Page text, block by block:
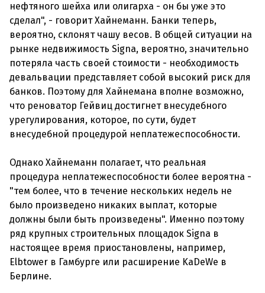
нефтяного шейха или олигарха - он бы уже это
сделал", - говорит Хайнеманн. Банки теперь,
вероятно, склонят чашу весов. В общей ситуации на
рынке недвижимость Signa, вероятно, значительно
потеряла часть своей стоимости - необходимость
девальвации представляет собой высокий риск для
банков. Поэтому для Хайнемана вполне возможно,
что реноватор Гейвиц достигнет внесудебного
урегулирования, которое, по сути, будет
внесудебной процедурой неплатежеспособности.
Однако Хайнеманн полагает, что реальная
процедура неплатежеспособности более вероятна -
"тем более, что в течение нескольких недель не
было произведено никаких выплат, которые
должны были быть произведены". Именно поэтому
ряд крупных строительных площадок Signa в
настоящее время приостановлены, например,
Elbtower в Гамбурге или расширение KaDeWe в